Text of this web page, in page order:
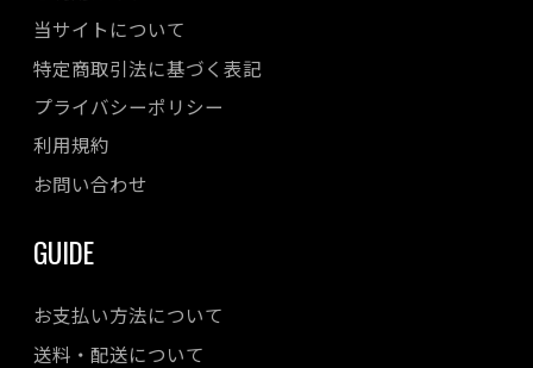
当サイトについて
特定商取引法に基づく表記
プライバシーポリシー
利用規約
お問い合わせ
GUIDE
お支払い方法について
送料・配送について